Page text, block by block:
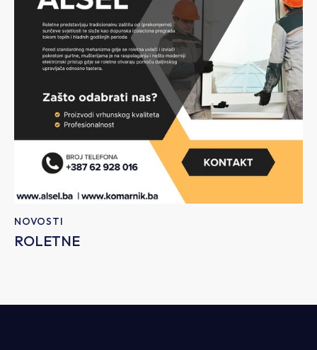
NOVOSTI
ROLETNE